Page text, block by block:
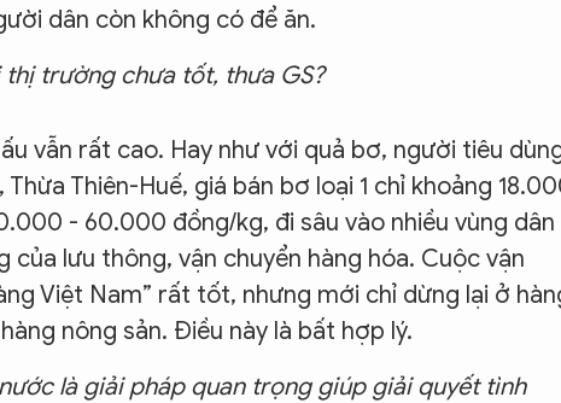
dân còn không có để ăn.
trường chưa tốt, thưa GS?
vẫn rất cao. Hay như với quả bơ, người tiêu
Thiên-Huế, giá bán bơ loại 1 chỉ khoảng
- 60.000 đồng/kg, đi sâu vào nhiều vùng dân
lưu thông, vận chuyển hàng hóa. Cuộc vận
Việt Nam” rất tốt, nhưng mới chỉ dừng lại ở
nông sản. Điều này là bất hợp lý.
là giải pháp quan trọng giúp giải quyết tình